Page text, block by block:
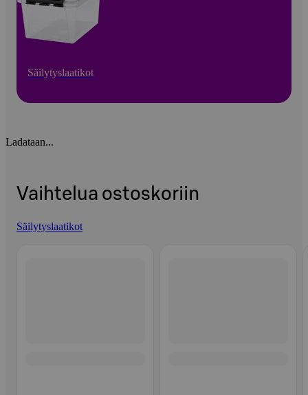
Säilytyslaatikot
Ladataan...
Vaihtelua ostoskoriin
Säilytyslaatikot